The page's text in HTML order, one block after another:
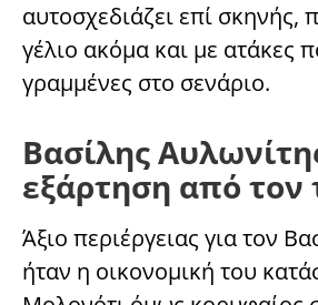
αυτοσχεδιάζει επί σκηνής,
γέλιο ακόμα και με ατάκες
γραμμένες στο σενάριο.
Βασίλης
εξάρτηση από τον
Άξιο περιέργειας για τον
ήταν η οικονομική του